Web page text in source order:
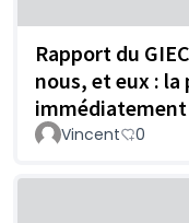
Rapport du
nous, et eux :
Vincent 0